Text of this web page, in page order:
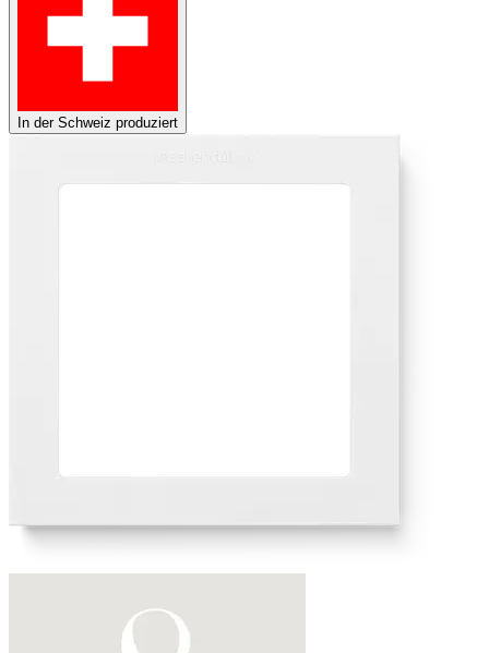
In der Schweiz produziert